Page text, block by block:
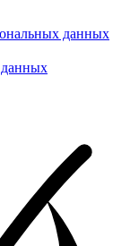
данных
данных